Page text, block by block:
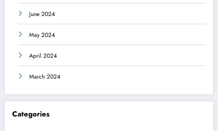
June 2024
May 2024
April 2024
March 2024
Categories